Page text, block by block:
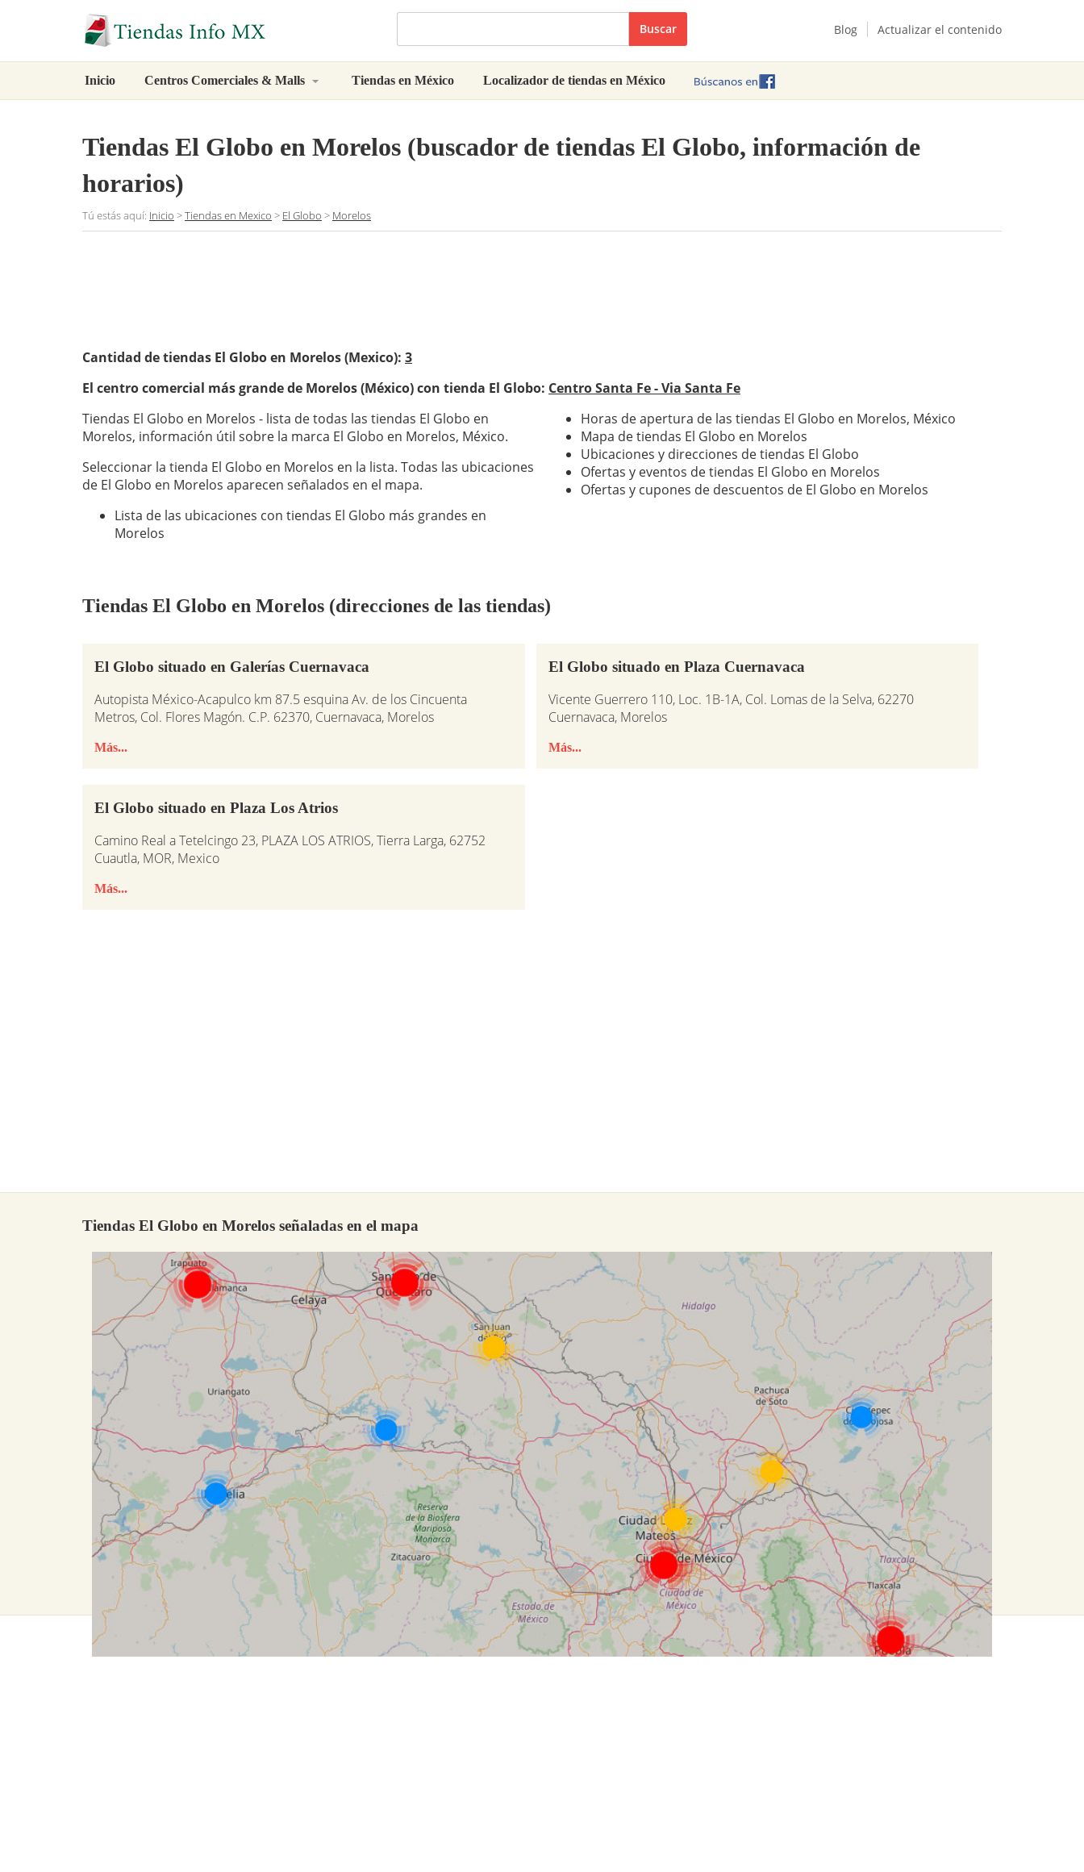
Buscar Blog Actualizar el contenido
Inicio Centros Comerciales & Malls Tiendas en México Localizador de tiendas en México
Tiendas El Globo en Morelos (buscador de tiendas El Globo, información de
horarios)
Tú estás aquí: Inicio >Tiendas en Mexico > El Globo > Morelos
Cantidad de tiendas El Globo en Morelos (Mexico): 3
El centro comercial más grande de Morelos (México) con tienda El Globo: Centro Santa Fe - Via Santa Fe
Tiendas El Globo en Morelos - lista de todas las tiendas El Globo en
Morelos, información útil sobre la marca El Globo en Morelos, México.
Seleccionar la tienda El Globo en Morelos en la lista. Todas las ubicaciones
de El Globo en Morelos aparecen señalados en el mapa.
Lista de las ubicaciones con tiendas El Globo más grandes en
Morelos
Horas de apertura de las tiendas El Globo en Morelos, México
Mapa de tiendas El Globo en Morelos
Ubicaciones y direcciones de tiendas El Globo
Ofertas y eventos de tiendas El Globo en Morelos
Ofertas y cupones de descuentos de El Globo en Morelos
Tiendas El Globo en Morelos (direcciones de las tiendas)
El Globo situado en Galerías Cuernavaca
Autopista México-Acapulco km 87.5 esquina Av. de los Cincuenta
Metros, Col. Flores Magón. C.P. 62370, Cuernavaca, Morelos
Más...
El Globo situado en Plaza Cuernavaca
Vicente Guerrero 110, Loc. 1B-1A, Col. Lomas de la Selva, 62270
Cuernavaca, Morelos
Más...
El Globo situado en Plaza Los Atrios
Camino Real a Tetelcingo 23, PLAZA LOS ATRIOS, Tierra Larga, 62752
Cuautla, MOR, Mexico
Más...
Tiendas El Globo en Morelos señaladas en el mapa